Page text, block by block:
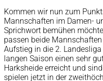
Kommen wir nun zum
Mannschaften im Damen-
Sprichwort bemühen
passen beide
Aufstieg in die 2.
langen Saison einen sehr
Harksheide erreicht und
spielen jetzt in der